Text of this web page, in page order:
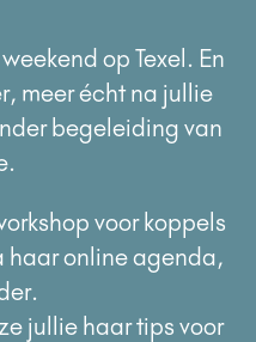
op Texel. En
meer écht na jullie
begeleiding van
voor koppels
haar online agenda,
jullie haar tips voor